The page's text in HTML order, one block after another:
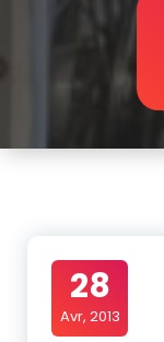
28
Avr, 2013